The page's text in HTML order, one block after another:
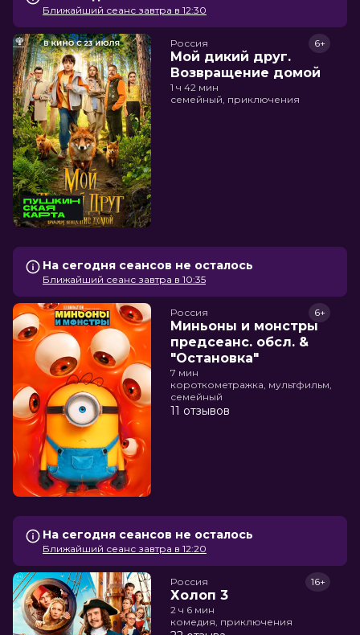
Ближайший сеанс завтра в 12:30
Россия
Мой дикий друг.
Возвращение домой
6+
1 ч 42 мин
семейный, приключения
На сегодня сеансов не осталось
Ближайший сеанс завтра в 10:35
Россия
Миньоны и монстры
предсеанс. обсл. &
"Остановка"
6+
7 мин
короткометражка, мультфильм,
семейный
11 отзывов
На сегодня сеансов не осталось
Ближайший сеанс завтра в 12:20
Россия
Холоп 3
16+
2 ч 6 мин
комедия, приключения